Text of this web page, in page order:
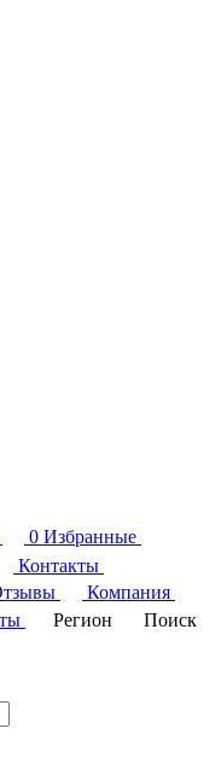
0 Избранные
Контакты
Компания
Регион
Поиск